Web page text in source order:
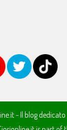
- Il blog